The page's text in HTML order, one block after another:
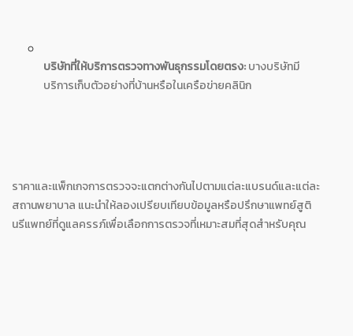
บริษัทที่ให้บริการตรวจทางพันธุกรรมโดยตรง:บางบริษัทมี
บริการเก็บตัวอย่างที่บ้านหรือในเครือข่ายคลินิก
ราคาและแพ็กเกจการตรวจจะแตกต่างกันไปตามแต่ละแบรนด์และแต่ละ
สถานพยาบาล แนะนำให้ลองเปรียบเทียบข้อมูลหรือปรึกษาแพทย์สูติ
นรีแพทย์ที่ดูแลครรภ์เพื่อเลือกการตรวจที่เหมาะสมที่สุดสำหรับคุณ